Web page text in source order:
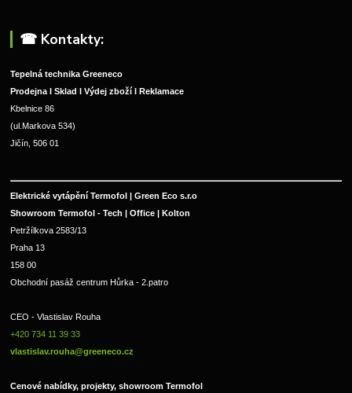
☎︎ Kontakty:
Tepelná technika Greeneco
Prodejna I Sklad I Výdej zboží I Reklamace
Kbelnice 86
(ul.Markova 534)
Jičín, 506 01
Elektrické vytápění Termofol | Green Eco s.r.o
Showroom Termofol - Tech | Office | Kolton
Petržílkova 2583/13
Praha 13
158 00
Obchodní pasáž centrum Hůrka - 2.patro
CEO - Vlastislav Rouha
+420 734 11 39 33
vlastislav.rouha@greeneco.cz
Cenové nabídky, projekty, showroom Termofol